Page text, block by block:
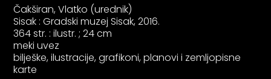
Čakširan, Vlatko (urednik)
Sisak : Gradski muzej Sisak, 2016.
364 str. : ilustr. ; 24 cm
meki uvez
bilješke, ilustracije, grafikoni, planovi i zemljopisne
karte